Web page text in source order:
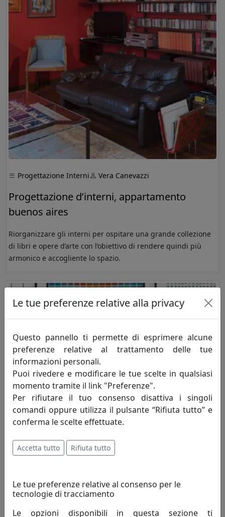
Progettazione Interni Vera Canevazzi
Progettazione d’interni, appartamento
buenos aires
Riorganizzare gli interni per ospitare una grande collezione
di libri e opere d’arte con l’obiettivo di rendere quindi più
armonico e accogliente lo spazio.
Progettazione d’interni: loft san siro
Le tue preferenze relative alla privacy
Questo pannello ti permette di esprimere alcune
preferenze relative al trattamento delle tue
informazioni personali.
Puoi rivedere e modificare le tue scelte in qualsiasi
momento tramite il link "Preferenze".
Per rifiutare il tuo consenso disattiva i singoli
comandi oppure utilizza il pulsante “Rifiuta tutto” e
conferma le scelte effettuate.
Accetta tutto Rifiuta tutto
Le tue preferenze relative al consenso per le
tecnologie di tracciamento
Le opzioni disponibili in questa sezione ti